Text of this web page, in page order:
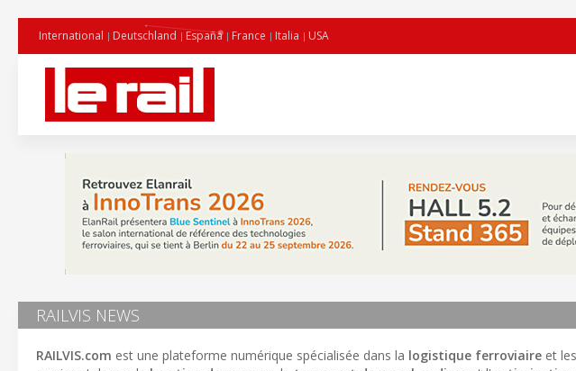
International Deutschland España France Italia USA
RAILVIS NEWS
RAILVIS.com est une plateforme numérique spécialisée dans la logistique ferroviaire et